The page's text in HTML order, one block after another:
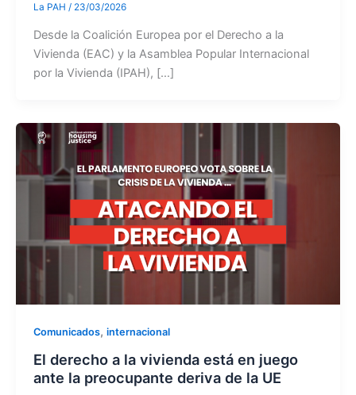
La PAH / 23/03/2026
Desde la Coalición Europea por el Derecho a la
Vivienda (EAC) y la Asamblea Popular Internacional
por la Vivienda (IPAH), […]
Comunicados, internacional
El derecho a la vivienda está en juego
ante la preocupante deriva de la UE